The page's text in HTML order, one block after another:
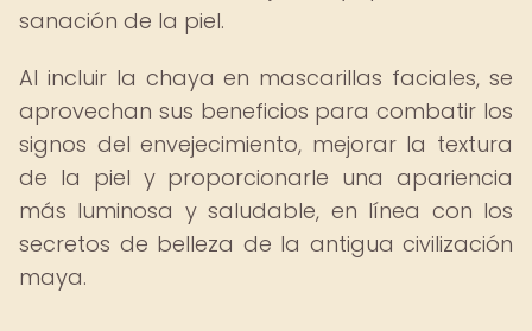
sanación de la piel.
Al incluir la chaya en mascarillas faciales, se
aprovechan sus beneficios para combatir los
signos del envejecimiento, mejorar la textura
de la piel y proporcionarle una apariencia
más luminosa y saludable, en línea con los
secretos de belleza de la antigua civilización
maya.